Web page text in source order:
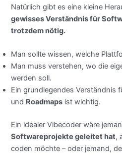
Natürlich gibt es eine kleine
gewisses Verständnis für
trotzdem nötig.
Man sollte wissen, welche
Man muss verstehen, wo die
werden soll.
Ein grundlegendes Verständnis
und Roadmaps ist wichtig.
Ein idealer Vibecoder wäre
Softwareprojekte geleitet hat,
coden möchte – oder jemand,